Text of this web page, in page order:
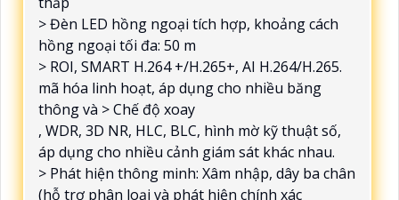
> Đèn LED hồng ngoại tích hợp, khoảng cách
hồng ngoại tối đa: 50 m
> ROI, SMART H.264 +/H.265+, AI H.264/H.265.
mã hóa linh hoạt, áp dụng cho nhiều băng
thông và > Chế độ xoay
, WDR, 3D NR, HLC, BLC, hình mờ kỹ thuật số,
áp dụng cho nhiều cảnh giám sát khác nhau.
> Phát hiện thông minh: Xâm nhập, dây ba chân
(hỗ trợ phân loại và phát hiện chính xác